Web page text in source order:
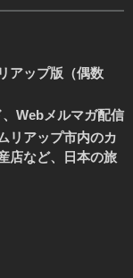
アップ版（偶数
Webメルマガ配信
リアップ市内のカ
店など、日本の旅